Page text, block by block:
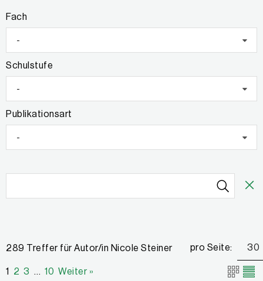
Fach
-
Schulstufe
-
Publikationsart
-
289 Treffer für Autor/in Nicole Steiner pro Seite: 30
1 2 3 … 10 Weiter »